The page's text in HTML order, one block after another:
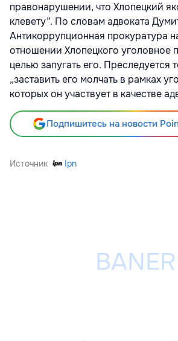
правонарушении, что Хлопецкий
клевету”. По словам адвоката
Антикоррупционная прокуратура
отношении Хлопецкого уголовное
целью запугать его. Преследуется
„заставить его молчать в рамках
которых он участвует в качестве
Подпишитесь на новости
Источник Ipn